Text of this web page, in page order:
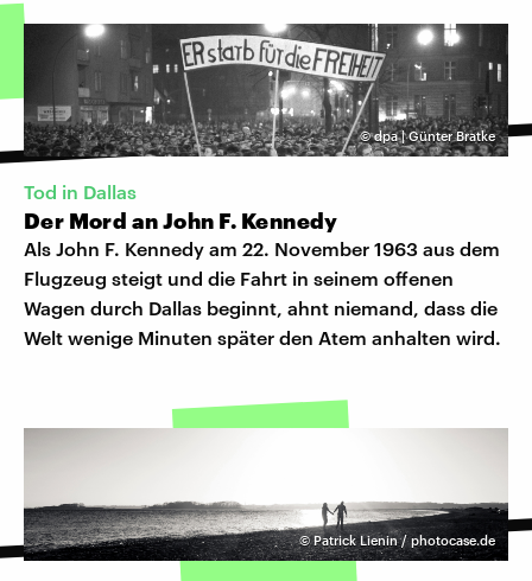
©dpa | Günter Bratke
Tod in Dallas
Der Mord an John F. Kennedy
Als John F. Kennedy am 22. November 1963 aus dem
Flugzeug steigt und die Fahrt in seinem offenen
Wagen durch Dallas beginnt, ahnt niemand, dass die
Welt wenige Minuten später den Atem anhalten wird.
©Patrick Lienin / photocase.de